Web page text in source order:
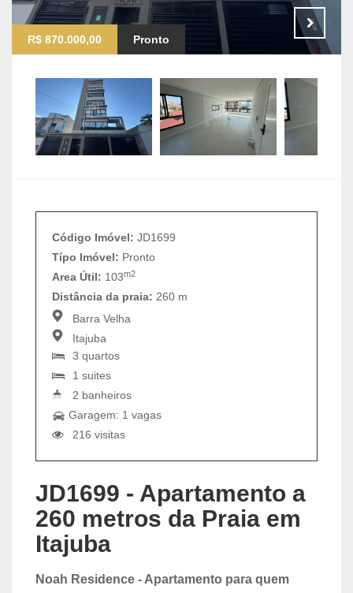
R$ 870.000,00 Pronto
Código Imóvel: JD1699
Típo Imóvel: Pronto
Area Útil: 103m2
Distância da praia: 260 m
Barra Velha
Itajuba
3 quartos
1 suites
2 banheiros
Garagem: 1 vagas
216 visitas
JD1699 - Apartamento a
260 metros da Praia em
Itajuba
Noah Residence - Apartamento para quem